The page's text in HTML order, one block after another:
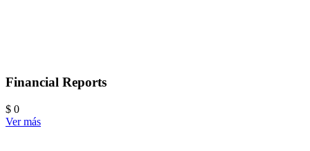
Financial Reports
$ 0
Ver más